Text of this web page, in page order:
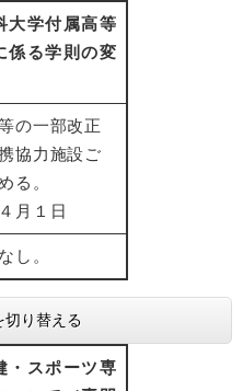
学付属高等
係る学則の変
の一部改正
協力施設ご
る。
月１日
し。
り替える
スポーツ専